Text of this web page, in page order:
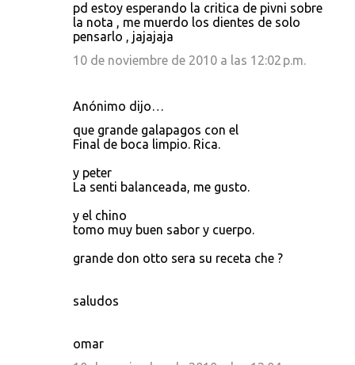
pd estoy esperando la critica de pivni sobre
la nota , me muerdo los dientes de solo
pensarlo , jajajaja
10 de noviembre de 2010 a las 12:02 p.m.
Anónimo dijo…
que grande galapagos con el
Final de boca limpio. Rica.
y peter
La senti balanceada, me gusto.
y el chino
tomo muy buen sabor y cuerpo.
grande don otto sera su receta che ?
saludos
omar